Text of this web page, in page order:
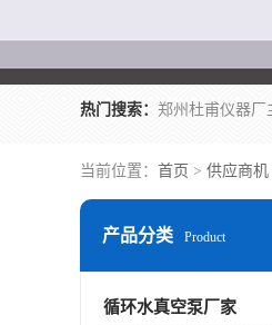
热门搜索：
当前位置： 首页 > 供应商机
产品分类 Product
循环水真空泵厂家